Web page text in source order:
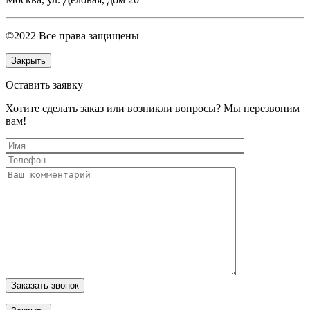
©2022 Все права защищены
Закрыть
Оставить заявку
Хотите сделать заказ или возникли вопросы? Мы перезвоним
вам!
Заказать звонок